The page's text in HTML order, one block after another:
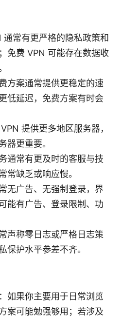
通常有更严格的隐私政策和
免费 VPN 可能存在数据收
方案通常提供更稳定的速
低延迟，免费方案有时会
提供更多地区服务器，
器更重要。
通常有更及时的客服与技
常缺乏或响应慢。
无广告、无强制登录，界
能有广告、登录限制、功
声称零日志或严格日志策
保护水平参差不齐。
如果你主要用于日常浏览
案可能勉强够用；若涉及